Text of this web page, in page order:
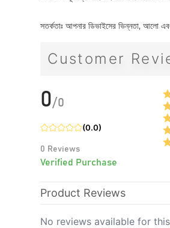
সতর্কতাঃ আপনার ডিভাইসের ভিন্নতা, আলো এবং
Customer
0/0
(0.0)
0 Reviews
Verified Purchase
Product Reviews
No reviews available for